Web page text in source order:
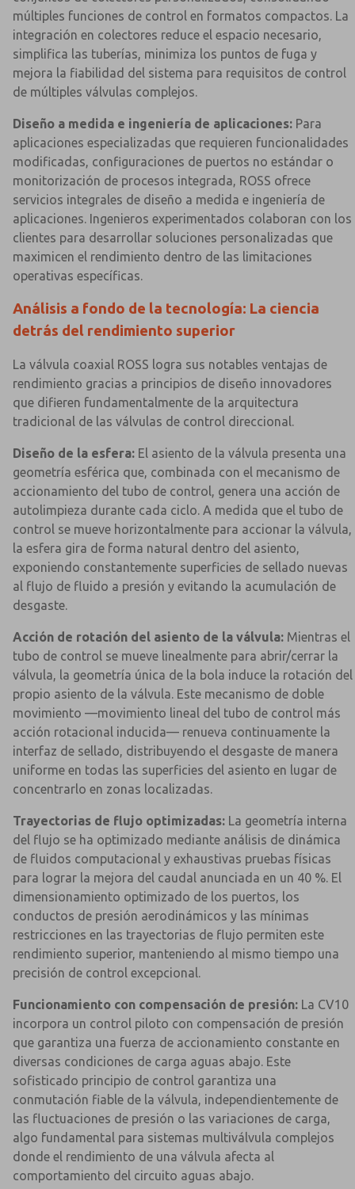
múltiples funciones de control en formatos compactos. La
integración en colectores reduce el espacio necesario,
simplifica las tuberías, minimiza los puntos de fuga y
mejora la fiabilidad del sistema para requisitos de control
de múltiples válvulas complejos.
Diseño a medida e ingeniería de aplicaciones: Para
aplicaciones especializadas que requieren funcionalidades
modificadas, configuraciones de puertos no estándar o
monitorización de procesos integrada, ROSS ofrece
servicios integrales de diseño a medida e ingeniería de
aplicaciones. Ingenieros experimentados colaboran con los
clientes para desarrollar soluciones personalizadas que
maximicen el rendimiento dentro de las limitaciones
operativas específicas.
Análisis a fondo de la tecnología: La ciencia
detrás del rendimiento superior
La válvula coaxial ROSS logra sus notables ventajas de
rendimiento gracias a principios de diseño innovadores
que difieren fundamentalmente de la arquitectura
tradicional de las válvulas de control direccional.
Diseño de la esfera: El asiento de la válvula presenta una
geometría esférica que, combinada con el mecanismo de
accionamiento del tubo de control, genera una acción de
autolimpieza durante cada ciclo. A medida que el tubo de
control se mueve horizontalmente para accionar la válvula,
la esfera gira de forma natural dentro del asiento,
exponiendo constantemente superficies de sellado nuevas
al flujo de fluido a presión y evitando la acumulación de
desgaste.
Acción de rotación del asiento de la válvula: Mientras el
tubo de control se mueve linealmente para abrir/cerrar la
válvula, la geometría única de la bola induce la rotación del
propio asiento de la válvula. Este mecanismo de doble
movimiento —movimiento lineal del tubo de control más
acción rotacional inducida— renueva continuamente la
interfaz de sellado, distribuyendo el desgaste de manera
uniforme en todas las superficies del asiento en lugar de
concentrarlo en zonas localizadas.
Trayectorias de flujo optimizadas: La geometría interna
del flujo se ha optimizado mediante análisis de dinámica
de fluidos computacional y exhaustivas pruebas físicas
para lograr la mejora del caudal anunciada en un 40 %. El
dimensionamiento optimizado de los puertos, los
conductos de presión aerodinámicos y las mínimas
restricciones en las trayectorias de flujo permiten este
rendimiento superior, manteniendo al mismo tiempo una
precisión de control excepcional.
Funcionamiento con compensación de presión: La CV10
incorpora un control piloto con compensación de presión
que garantiza una fuerza de accionamiento constante en
diversas condiciones de carga aguas abajo. Este
sofisticado principio de control garantiza una
conmutación fiable de la válvula, independientemente de
las fluctuaciones de presión o las variaciones de carga,
algo fundamental para sistemas multiválvula complejos
donde el rendimiento de una válvula afecta al
comportamiento del circuito aguas abajo.